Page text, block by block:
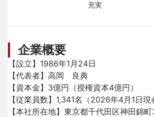
充実
企業概要
【設立】1986年1月24日
【代表者】高岡　良典
【資本金】3億円（授権資本4億円）
【従業員数】1,341名（2026年4月1日現
【本社所在地】東京都千代田区神田錦町